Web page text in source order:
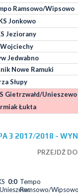
Ramsowo/Wipsowo
Jonkowo
Jeziorany
Wojciechy
Jedwabno
Nowe Ramuki
Słupy
Gietrzwałd/Unieszewo
Łukta
3 2017/2018 -
PRZEJDŹ
0:0 Tempo
Ramsowo/Wipsowo